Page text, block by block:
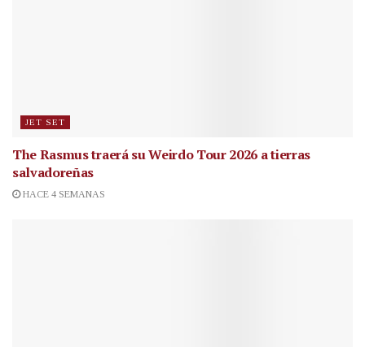
JET SET
The Rasmus traerá su Weirdo Tour 2026 a tierras
salvadoreñas
HACE 4 SEMANAS